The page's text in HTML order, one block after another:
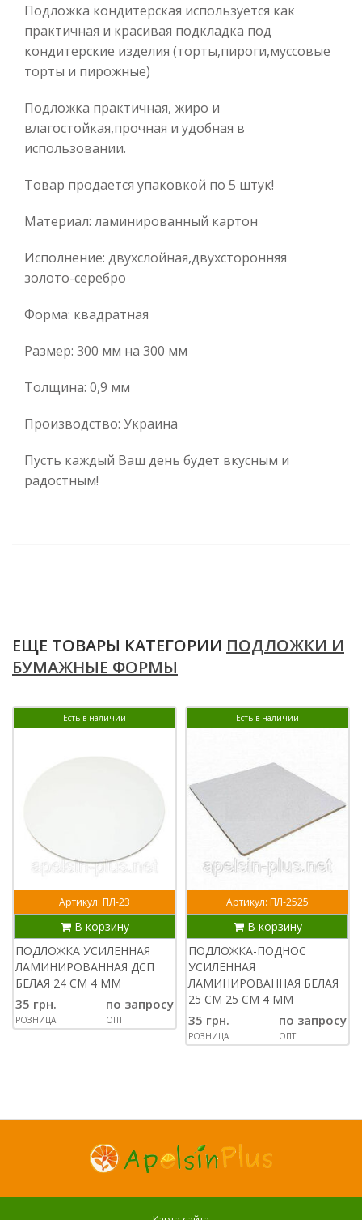
Подложка кондитерская используется как
практичная и красивая подкладка под
кондитерские изделия (торты,пироги,муссовые
торты и пирожные)
Подложка практичная, жиро и
влагостойкая,прочная и удобная в
использовании.
Товар продается упаковкой по 5 штук!
Материал: ламинированный картон
Исполнение: двухслойная,двухсторонняя
золото-серебро
Форма: квадратная
Размер: 300 мм на 300 мм
Толщина: 0,9 мм
Производство: Украина
Пусть каждый Ваш день будет вкусным и
радостным!
ЕЩЕ ТОВАРЫ КАТЕГОРИИ ПОДЛОЖКИ И
БУМАЖНЫЕ ФОРМЫ
Есть в наличии
Артикул: ПЛ-23
В корзину
ПОДЛОЖКА УСИЛЕННАЯ
ЛАМИНИРОВАННАЯ ДСП
БЕЛАЯ 24 СМ 4 ММ
35 грн.
РОЗНИЦА
по запросу
ОПТ
Есть в наличии
Артикул: ПЛ-2525
В корзину
ПОДЛОЖКА-ПОДНОС
УСИЛЕННАЯ
ЛАМИНИРОВАННАЯ БЕЛАЯ
25 СМ 25 СМ 4 ММ
35 грн.
РОЗНИЦА
по запросу
ОПТ